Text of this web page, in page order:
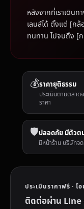
หลังจากที่เราเดิน
เลนส์ได้ ตั้งแต่ [กล้
ทนทาน ไปจนถึง [
💰ราคายุติธรรม
ประเมินตามตลาด
ราคา
🛡️ปลอดภัย มีตัวต
มีหน้าร้าน บริษัทจ
ประเมินราคาฟรี · โ
ติดต่อผ่าน